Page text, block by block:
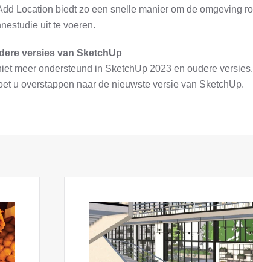
Location biedt zo een snelle manier om de omgeving
uit te voeren.
versies van SketchUp
meer ondersteund in SketchUp 2023 en oudere
u overstappen naar de nieuwste versie van SketchUp.